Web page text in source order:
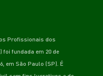
Profissionais dos
foi fundada em 20 de
em São Paulo (SP). É